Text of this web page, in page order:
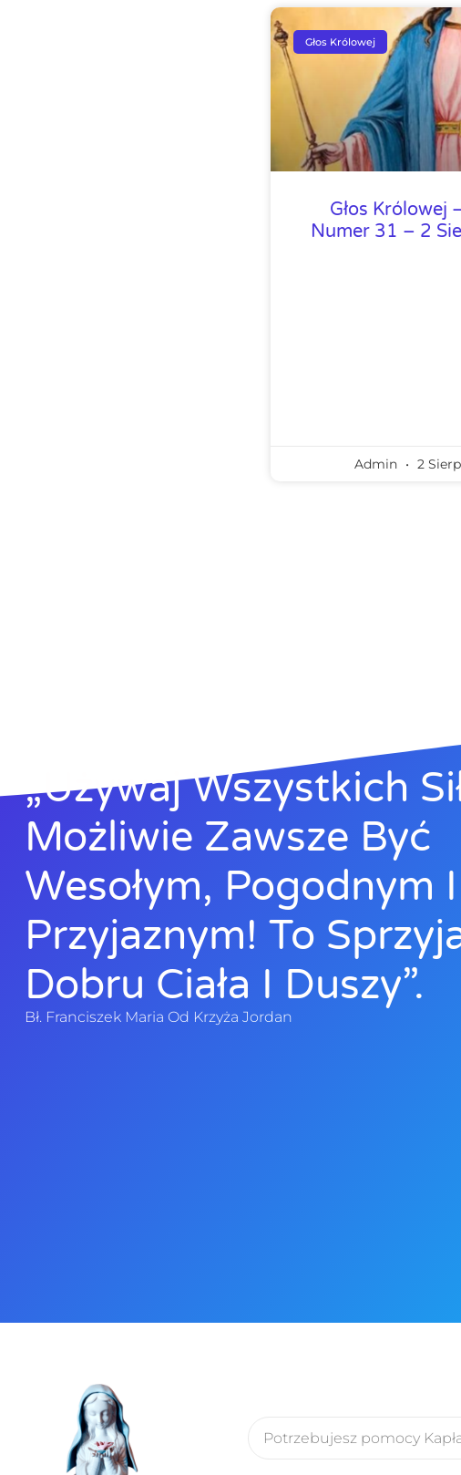
Głos Królowej
Głos Królowej
Numer 31 – 2
Admin 2
„Używaj Wszystkich
Możliwie Zawsze Być
Wesołym, Pogodnym I
Przyjaznym! To
Dobru Ciała I Duszy”.
Bł. Franciszek Maria Od Krzyża Jordan